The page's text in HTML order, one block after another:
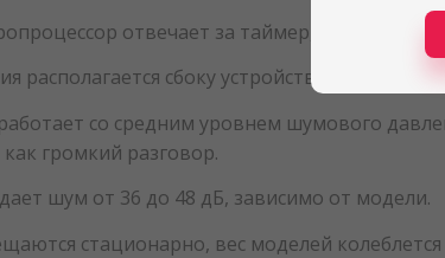
отвечает за таймер, аварийные
располагается сбоку устройства. Класс
со средним уровнем шумового
громкий разговор.
шум от 36 до 48 дБ, зависимо от модели.
стационарно, вес моделей колеблется